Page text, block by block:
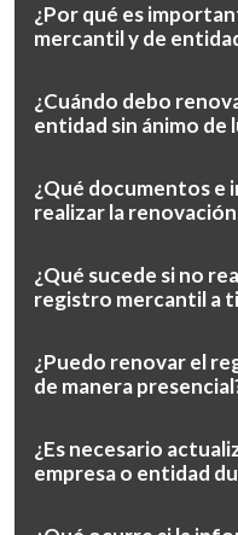
¿Por qué es
mercantil y de
¿Cuándo debo
entidad sin ánimo de
¿Qué documentos e
realizar la
¿Qué sucede si no
registro mercantil a
¿Puedo renovar el
de manera
¿Es necesario
empresa o entidad